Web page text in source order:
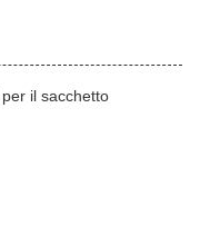
il sacchetto